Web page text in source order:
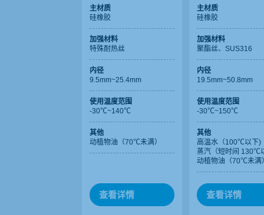
主材质
硅橡胶
加强材料
特殊耐热丝
内径
9.5mm~25.4mm
使用温度范围
-30℃~140℃
其他
动植物油（70℃未满）
查看详情
主材质
硅橡胶
加强材料
聚酯丝、SUS316
内径
19.5mm~50.8mm
使用温度范围
-30℃~150℃
其他
高温水（100℃以下)
蒸汽（短时间 130℃
动植物油（70℃未满
查看详情